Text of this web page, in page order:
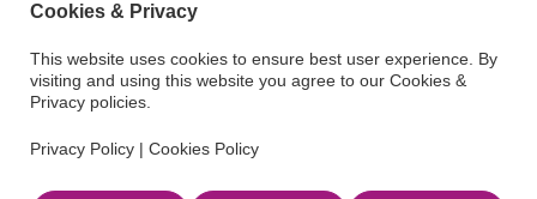
Cookies & Privacy
This website uses cookies to ensure best user experience. By
visiting and using this website you agree to our Cookies &
Privacy policies.
Privacy Policy | Cookies Policy